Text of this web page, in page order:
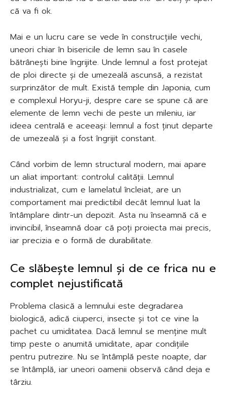
că va fi ok.
Mai e un lucru care se vede în construcțiile vechi,
uneori chiar în bisericile de lemn sau în casele
bătrânești bine îngrijite. Unde lemnul a fost protejat
de ploi directe și de umezeală ascunsă, a rezistat
surprinzător de mult. Există temple din Japonia, cum
e complexul Horyu-ji, despre care se spune că are
elemente de lemn vechi de peste un mileniu, iar
ideea centrală e aceeași: lemnul a fost ținut departe
de umezeală și a fost îngrijit constant.
Când vorbim de lemn structural modern, mai apare
un aliat important: controlul calității. Lemnul
industrializat, cum e lamelatul încleiat, are un
comportament mai predictibil decât lemnul luat la
întâmplare dintr-un depozit. Asta nu înseamnă că e
invincibil, înseamnă doar că poți proiecta mai precis,
iar precizia e o formă de durabilitate.
Ce slăbește lemnul și de ce frica nu e
complet nejustificată
Problema clasică a lemnului este degradarea
biologică, adică ciuperci, insecte și tot ce vine la
pachet cu umiditatea. Dacă lemnul se menține mult
timp peste o anumită umiditate, apar condițiile
pentru putrezire. Nu se întâmplă peste noapte, dar
se întâmplă, iar uneori oamenii observă când deja e
târziu.